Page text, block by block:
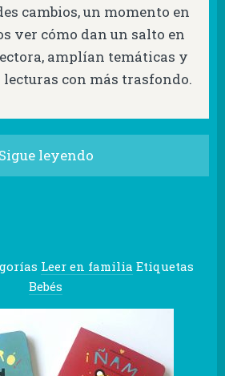
cambios, un momento en
ver cómo dan un salto en
amplían temáticas y
lecturas con más trasfondo.
Sigue leyendo
Leer en familia Etiquetas
Bebés